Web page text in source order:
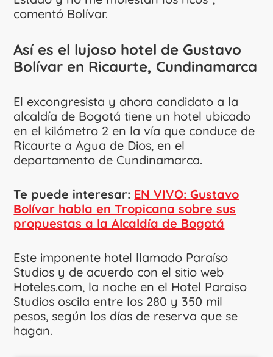
comentó Bolívar.
Así es el lujoso hotel de Gustavo
Bolívar en Ricaurte, Cundinamarca
El excongresista y ahora candidato a la
alcaldía de Bogotá tiene un hotel ubicado
en el kilómetro 2 en la vía que conduce de
Ricaurte a Agua de Dios, en el
departamento de Cundinamarca.
Te puede interesar: EN VIVO: Gustavo
Bolívar habla en Tropicana sobre sus
propuestas a la Alcaldía de Bogotá
Este imponente hotel llamado Paraíso
Studios y de acuerdo con el sitio web
Hoteles.com, la noche en el Hotel Paraiso
Studios oscila entre los 280 y 350 mil
pesos, según los días de reserva que se
hagan.